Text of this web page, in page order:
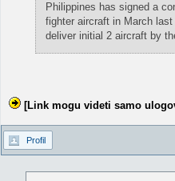
Philippines has signed a
fighter aircraft in March
deliver initial 2 aircraft by
[Link mogu videti samo
Profil